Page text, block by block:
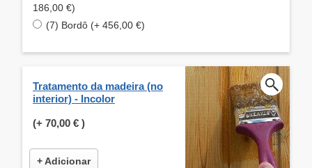
186,00 €)
(7) Bordô (+ 456,00 €)
Tratamento da madeira (no
interior) - Incolor
(+ 70,00 € )
+ Adicionar